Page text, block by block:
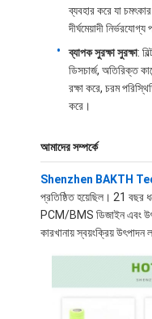
বাড়ি
ব্যবহার করে যা
দীর্ঘমেয়াদী
ব্যাপক সুরক্ষা সুরক্ষা:
ডিসচার্জ, অতিরিক্ত
রক্ষা করে, চরম
করে।
আমাদের সম্পর্কে
Shenzhen BAKTH
প্রতিষ্ঠিত হয়েছিল। 21 বছর
PCM/BMS ডিজাইন এবং
কারখানায় স্বয়ংক্রিয়